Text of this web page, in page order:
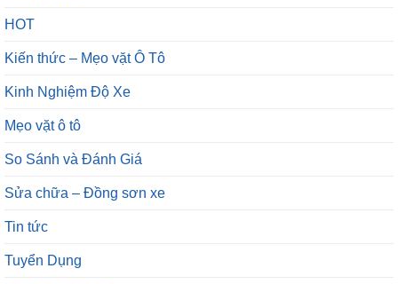
HOT
Kiến thức – Mẹo vặt Ô Tô
Kinh Nghiệm Độ Xe
Mẹo vặt ô tô
So Sánh và Đánh Giá
Sửa chữa – Đồng sơn xe
Tin tức
Tuyển Dụng